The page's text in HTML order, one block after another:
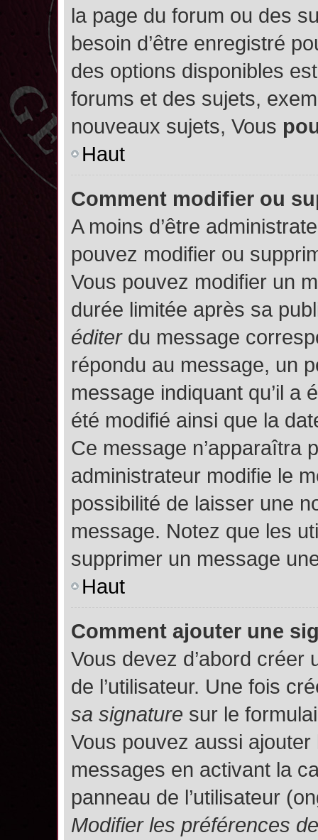
la page du forum ou des
besoin d’être enregistré
des options disponibles
forums et des sujets,
nouveaux sujets, Vous
Haut
Comment modifier ou
A moins d’être
pouvez modifier ou
Vous pouvez modifier un
durée limitée après sa
éditerdu message
répondu au message, un
message indiquant qu’il a
été modifié ainsi que la
Ce message n’apparaîtra
administrateur modifie le
possibilité de laisser une
message. Notez que les
supprimer un message
Haut
Comment ajouter une
Vous devez d’abord
de l’utilisateur. Une fois
sa signature sur le
Vous pouvez aussi
messages en activant la
panneau de l’utilisateur
Modifier les préférences